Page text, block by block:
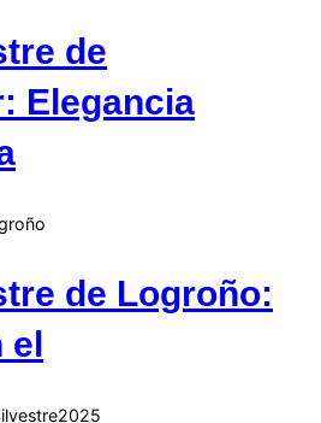
de
Elegancia
de Logroño:
el